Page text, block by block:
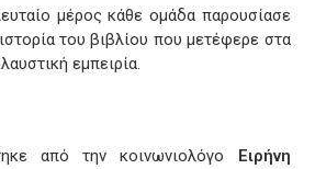
μέρος κάθε ομάδα παρουσίασε
του βιβλίου που μετέφερε στα
εμπειρία.
από την κοινωνιολόγο Ειρήνη